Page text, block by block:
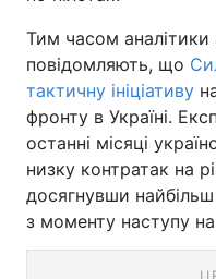
Тим часом аналітики
повідомляють, що
тактичну ініціативу
фронту в Україні.
останні місяці
низку контратак на
досягнувши найбільш
з моменту наступу